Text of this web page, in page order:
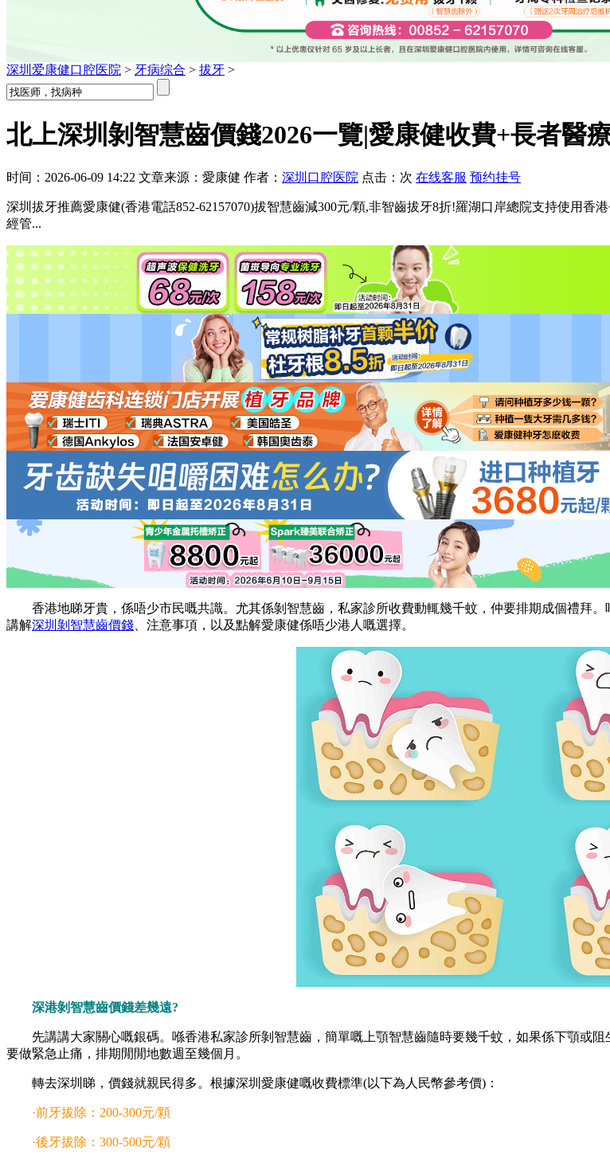
深圳爱康健口腔医院 > 牙病综合 > 拔牙 >
北上深圳剝智慧齒價錢2026一覽|愛康健收費+長者醫
时间：2026-06-09 14:22 文章来源：愛康健 作者： 深圳口腔医院 点击： 次 在线客服 预约挂号
深圳拔牙推薦愛康健(香港電話852-62157070)拔智慧齒減300元/顆,非智齒拔牙8折!羅湖口岸總院支持使用
經管...
香港地睇牙貴，係唔少市民嘅共識。尤其係剝智慧齒，私家診所收費動輒幾千蚊，仲要排期成個禮拜
講解深圳剝智慧齒價錢 、注意事項，以及點解愛康健係唔少港人嘅選擇。
深港剝智慧齒價錢差幾遠?
先講講大家關心嘅銀碼。喺香港私家診所剝智慧齒，簡單嘅上顎智慧齒隨時要幾千蚊，如果係下顎或
要做緊急止痛，排期閒閒地數週至幾個月。
轉去深圳睇，價錢就親民得多。根據深圳愛康健嘅收費標準(以下為人民幣參考價)：
·前牙拔除：200-300元/顆
·後牙拔除：300-500元/顆